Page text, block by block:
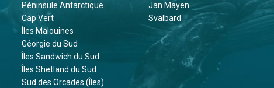
Péninsule Antarctique
Cap Vert
Îles Malouines
Géorgie du Sud
Îles Sandwich du Sud
Îles Shetland du Sud
Sud des Orcades (Îles)
Jan Mayen
Svalbard